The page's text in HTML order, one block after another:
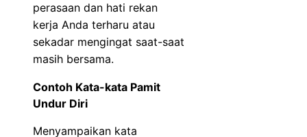
perasaan dan hati rekan
kerja Anda terharu atau
sekadar mengingat saat-saat
masih bersama.
Contoh Kata-kata Pamit
Undur Diri
Menyampaikan kata